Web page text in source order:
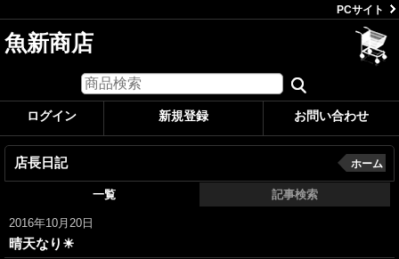
PCサイト
魚新商店
ログイン 新規登録 お問い合わせ
店長日記 ホーム
一覧 記事検索
2016年10月20日
晴天なり☀